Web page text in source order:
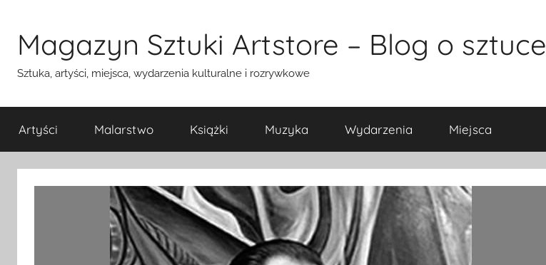
treściMagazyn Sztuki Artstore – Blog o sztuce
Sztuka, artyści, miejsca, wydarzenia kulturalne i rozrywkowe
Artyści Malarstwo Książki Muzyka Wydarzenia Miejsca